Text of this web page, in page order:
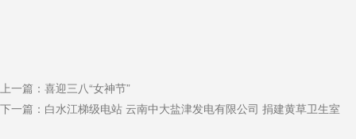
上一篇： 喜迎三八“女神节”
下一篇： 白水江梯级电站 云南中大盐津发电有限公司 捐建黄草卫生室